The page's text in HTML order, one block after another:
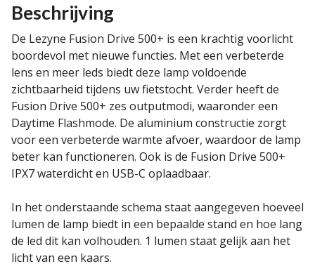
Beschrijving
De Lezyne Fusion Drive 500+ is een krachtig voorlicht
boordevol met nieuwe functies. Met een verbeterde
lens en meer leds biedt deze lamp voldoende
zichtbaarheid tijdens uw fietstocht. Verder heeft de
Fusion Drive 500+ zes outputmodi, waaronder een
Daytime Flashmode. De aluminium constructie zorgt
voor een verbeterde warmte afvoer, waardoor de lamp
beter kan functioneren. Ook is de Fusion Drive 500+
IPX7 waterdicht en USB-C oplaadbaar.
In het onderstaande schema staat aangegeven hoeveel
lumen de lamp biedt in een bepaalde stand en hoe lang
de led dit kan volhouden. 1 lumen staat gelijk aan het
licht van een kaars.